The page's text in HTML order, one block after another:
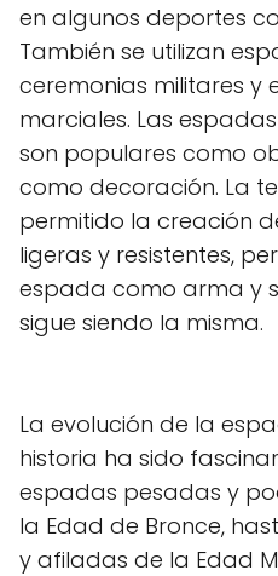
en algunos deportes
También se utilizan
ceremonias militares y
marciales. Las
son populares como
como decoración. La
permitido la creación
ligeras y resistentes,
espada como arma y
sigue siendo la misma.
La evolución de la
historia ha sido
espadas pesadas y
la Edad de Bronce,
y afiladas de la Edad